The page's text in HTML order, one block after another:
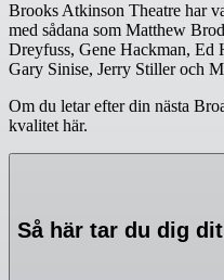
Brooks Atkinson Theatre har
med sådana som Matthew
Dreyfuss, Gene Hackman, Ed
Gary Sinise, Jerry Stiller och
Om du letar efter din nästa
kvalitet här.
Så här tar du dig dit